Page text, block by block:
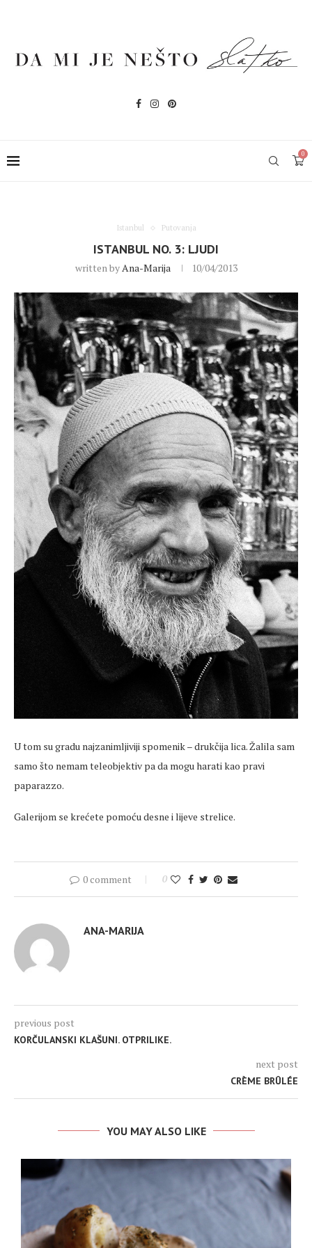
0
Istanbul Putovanja
ISTANBUL NO. 3: LJUDI
written byAna-Marija 10/04/2013
U tom su gradu najzanimljiviji spomenik – drukčija lica. Žalila sam
samo što nemam teleobjektiv pa da mogu harati kao pravi
paparazzo.
Galerijom se krećete pomoću desne i lijeve strelice.
0 comment 0
ANA-MARIJA
previous post
KORČULANSKI KLAŠUNI. OTPRILIKE.
next post
CRÈME BRÛLÉE
YOU MAY ALSO LIKE